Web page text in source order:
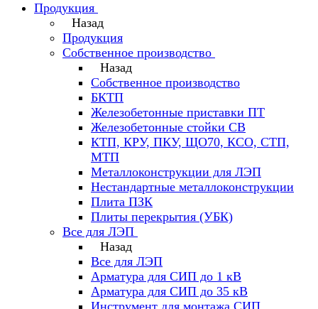
Продукция
Назад
Продукция
Собственное производство
Назад
Собственное производство
БКТП
Железобетонные приставки ПТ
Железобетонные стойки СВ
КТП, КРУ, ПКУ, ЩО70, КСО, СТП,
МТП
Металлоконструкции для ЛЭП
Нестандартные металлоконструкции
Плита ПЗК
Плиты перекрытия (УБК)
Все для ЛЭП
Назад
Все для ЛЭП
Арматура для СИП до 1 кВ
Арматура для СИП до 35 кВ
Инструмент для монтажа СИП